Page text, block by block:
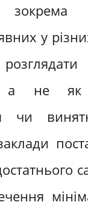
зокрема
у
а не
чи